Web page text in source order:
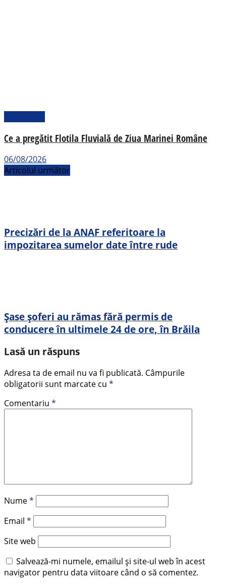
Ce a pregătit Flotila Fluvială de Ziua Marinei Române
06/08/2026
Articolul următor
Precizări de la ANAF referitoare la
impozitarea sumelor date între rude
Șase șoferi au rămas fără permis de
conducere în ultimele 24 de ore, în Brăila
Lasă un răspuns
Adresa ta de email nu va fi publicată. Câmpurile
obligatorii sunt marcate cu *
Comentariu *
Nume*
Email *
Site web
Salvează-mi numele, emailul și site-ul web în acest
navigator pentru data viitoare când o să comentez.